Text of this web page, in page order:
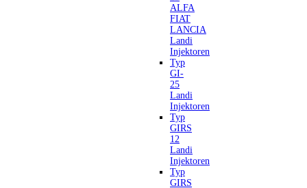
ALFA
FIAT
LANCIA
Landi
Injektoren
Typ
GI-
25
Landi
Injektoren
Typ
GIRS
12
Landi
Injektoren
Typ
GIRS